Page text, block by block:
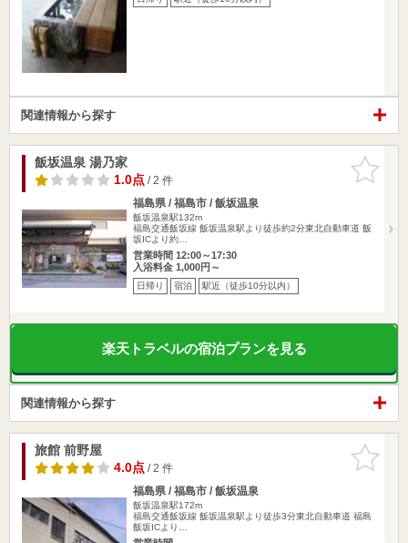
関連情報から探す
お気に入
りに追加
飯坂温泉 湯乃家
1.0点/ 2 件
福島県 / 福島市 / 飯坂温泉
飯坂温泉駅132m
福島交通飯坂線 飯坂温泉駅より徒歩約2分東北自動車道 飯
坂ICより約…
営業時間 12:00～17:30
入浴料金 1,000円～
日帰り 宿泊 駅近（徒歩10分以内）
楽天トラベルの宿泊プランを見る
関連情報から探す
お気に入
りに追加
旅館 前野屋
4.0点/ 2 件
福島県 / 福島市 / 飯坂温泉
飯坂温泉駅172m
福島交通飯坂線 飯坂温泉駅より徒歩3分東北自動車道 福島
飯坂ICより…